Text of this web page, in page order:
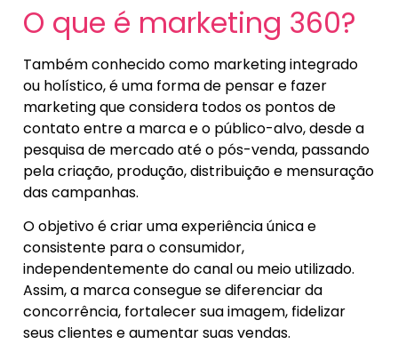
O que é marketing 360?
Também conhecido como marketing integrado
ou holístico, é uma forma de pensar e fazer
marketing que considera todos os pontos de
contato entre a marca e o público-alvo, desde a
pesquisa de mercado até o pós-venda, passando
pela criação, produção, distribuição e mensuração
das campanhas.
O objetivo é criar uma experiência única e
consistente para o consumidor,
independentemente do canal ou meio utilizado.
Assim, a marca consegue se diferenciar da
concorrência, fortalecer sua imagem, fidelizar
seus clientes e aumentar suas vendas.